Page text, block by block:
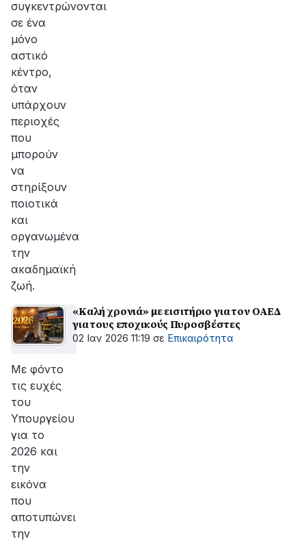
συγκεντρώνονται
σε ένα
μόνο
αστικό
κέντρο,
όταν
υπάρχουν
περιοχές
που
μπορούν
να
στηρίξουν
ποιοτικά
και
οργανωμένα
την
ακαδημαϊκή
ζωή.
«Καλή χρονιά» με εισιτήριο για τον ΟΑΕΔ
για τους εποχικούς Πυροσβέστες
02 Ιαν 2026 11:19 σε Επικαιρότητα
Με φόντο
τις ευχές
του
Υπουργείου
για το
2026 και
την
εικόνα
που
αποτυπώνει
την